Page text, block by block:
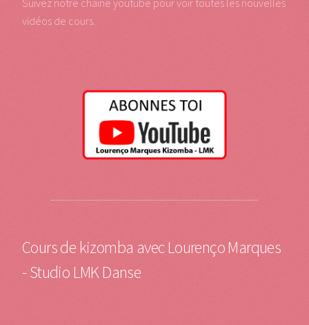
Suivez notre chaine youtube pour voir toutes les nouvelles
vidéos de cours.
Cours de kizomba avec Lourenço Marques
- Studio LMK Danse